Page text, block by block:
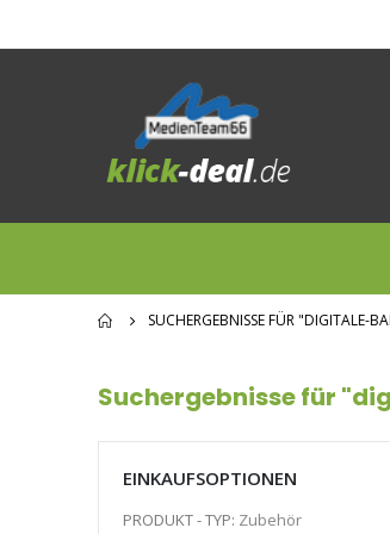
SUCHERGEBNISSE FÜR "DIGITALE-
Suchergebnisse für
EINKAUFSOPTIONEN
PRODUKT - TYP Zubehör